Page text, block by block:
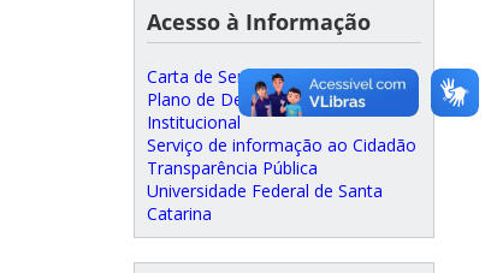
Acesso à Informação
Carta de Serviços ao Cidadão
Plano de Desenvolvimento
Institucional
Serviço de informação ao Cidadão
Transparência Pública
Universidade Federal de Santa
Catarina